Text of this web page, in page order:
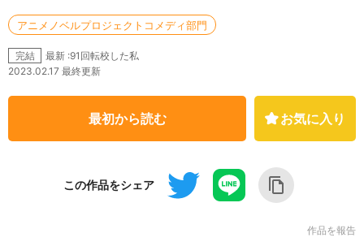
アニメノベルプロジェクトコメディ部門
完結
最新 :91回転校した私
2023.02.17 最終更新
最初から読む お気に入り
この作品をシェア
作品を報告